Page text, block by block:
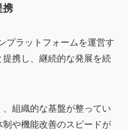
携
プラットフォームを運営す
携し、継続的な発展を続
組織的な基盤が整ってい
や機能改善のスピードが